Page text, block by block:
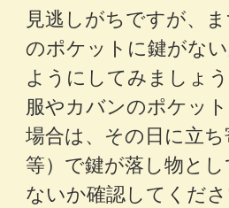
見逃しがちですが、
のポケットに鍵がな
ようにしてみましょう
服やカバンのポケッ
場合は、その日に立
等）で鍵が落し物と
ないか確認してくださ